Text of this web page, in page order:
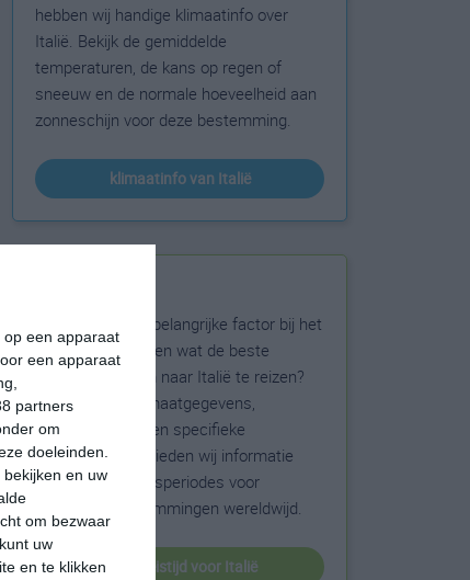
een apparaat
een apparaat
partners
om
doeleinden.
en uw
om bezwaar
uw
en te klikken
hebben wij handige klimaatinfo over
Italië. Bekijk de gemiddelde
temperaturen, de kans op regen of
sneeuw en de normale hoeveelheid aan
zonneschijn voor deze bestemming.
klimaatinfo van Italië
Het weer is een belangrijke factor bij het
reizen. Wil je weten wat de beste
maanden zijn om naar Italië te reizen?
Op basis van klimaatgegevens,
weersextremen en specifieke
weerinformatie bieden wij informatie
over de beste reisperiodes voor
duizenden bestemmingen wereldwijd.
beste reistijd voor Italië